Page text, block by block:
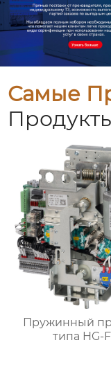
Самые
Пружинный
типа HG-F